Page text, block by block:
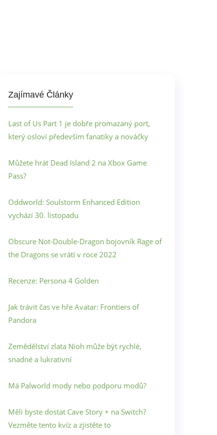
Zajímavé Články
Last of Us Part 1 je dobře promazaný port,
který osloví především fanatiky a nováčky
Můžete hrát Dead Island 2 na Xbox Game
Pass?
Oddworld: Soulstorm Enhanced Edition
vychází 30. listopadu
Obscure Not-Double-Dragon bojovník Rage of
the Dragons se vrátí v roce 2022
Recenze: Persona 4 Golden
Jak trávit čas ve hře Avatar: Frontiers of
Pandora
Zemědělství zlata Nioh může být rychlé,
snadné a lukrativní
Má Palworld mody nebo podporu modů?
Měli byste dostat Cave Story + na Switch?
Vezměte tento kvíz a zjistěte to